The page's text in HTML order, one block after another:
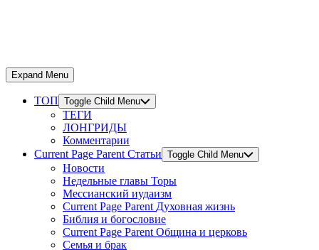
Expand Menu
ТОП Toggle Child Menu
ТЕГИ
ЛОНГРИДЫ
Комментарии
Current Page Parent Статьи Toggle Child Menu
Новости
Недельные главы Торы
Мессианский иудаизм
Current Page Parent Духовная жизнь
Библия и богословие
Current Page Parent Община и церковь
Семья и брак